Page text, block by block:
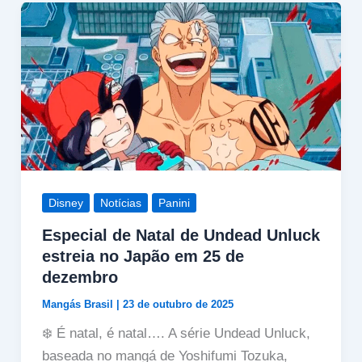
Disney Notícias Panini
Especial de Natal de Undead Unluck
estreia no Japão em 25 de
dezembro
Mangás Brasil 23 de outubro de 2025
❄️ É natal, é natal…. A série Undead Unluck,
baseada no mangá de Yoshifumi Tozuka,